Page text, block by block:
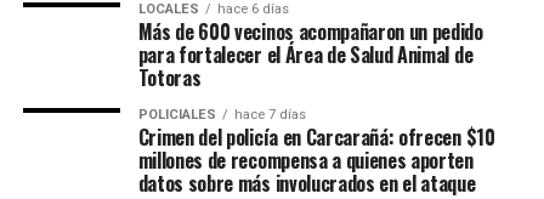
LOCALES hace 6 días
Más de 600 vecinos acompañaron un pedido
para fortalecer el Área de Salud Animal de
Totoras
POLICIALES hace 7 días
Crimen del policía en Carcarañá: ofrecen $10
millones de recompensa a quienes aporten
datos sobre más involucrados en el ataque